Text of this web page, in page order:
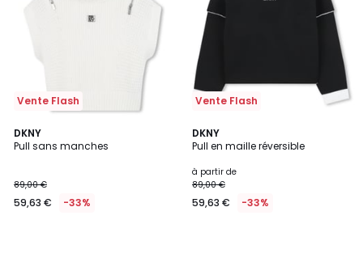
Vente Flash
DKNY
Pull sans manches
89,00 €
59,63 € -33%
Vente Flash
DKNY
Pull en maille réversible
à partir de
89,00 €
59,63 € -33%